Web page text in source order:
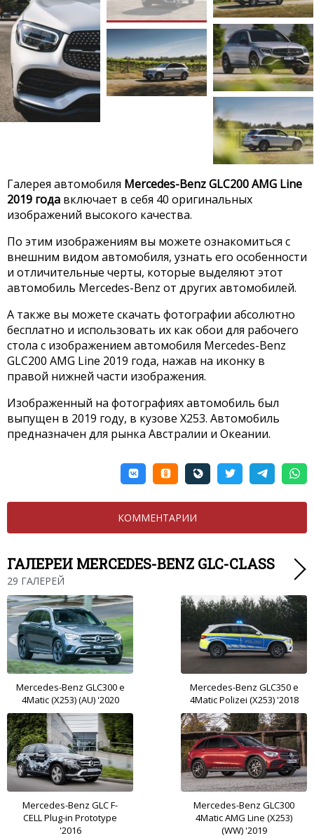
Галерея автомобиля Mercedes-Benz GLC200 AMG Line
2019 года включает в себя 40 оригинальных
изображений высокого качества.
По этим изображениям вы можете ознакомиться с
внешним видом автомобиля, узнать его особенности
и отличительные черты, которые выделяют этот
автомобиль Mercedes-Benz от других автомобилей.
А также вы можете скачать фотографии абсолютно
бесплатно и использовать их как обои для рабочего
стола с изображением автомобиля Mercedes-Benz
GLC200 AMG Line 2019 года, нажав на иконку в
правой нижней части изображения.
Изображенный на фотографиях автомобиль был
выпущен в 2019 году, в кузове X253. Автомобиль
предназначен для рынка Австралии и Океании.
КОММЕНТАРИИ
ГАЛЕРЕИ MERCEDES-BENZ GLC-CLASS
29 ГАЛЕРЕЙ
Mercedes-Benz GLC300 e
4Matic (X253) (AU) '2020
Mercedes-Benz GLC350 e
4Matic Polizei (X253) '2018
Mercedes-Benz GLC F-
CELL Plug-in Prototype
'2016
Mercedes-Benz GLC300
4Matic AMG Line (X253)
(WW) '2019